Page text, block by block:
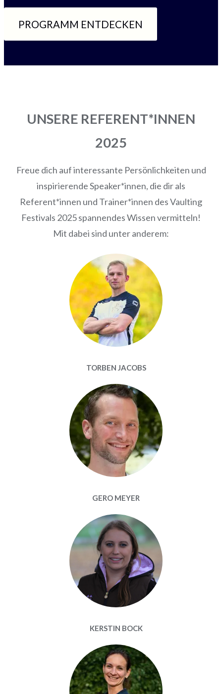
PROGRAMM ENTDECKEN
UNSERE REFERENT*INNEN
2025
Freue dich auf interessante Persönlichkeiten und
inspirierende Speaker*innen, die dir als
Referent*innen und Trainer*innen des Vaulting
Festivals 2025 spannendes Wissen vermitteln!
Mit dabei sind unter anderem:
TORBEN JACOBS
GERO MEYER
KERSTIN BOCK